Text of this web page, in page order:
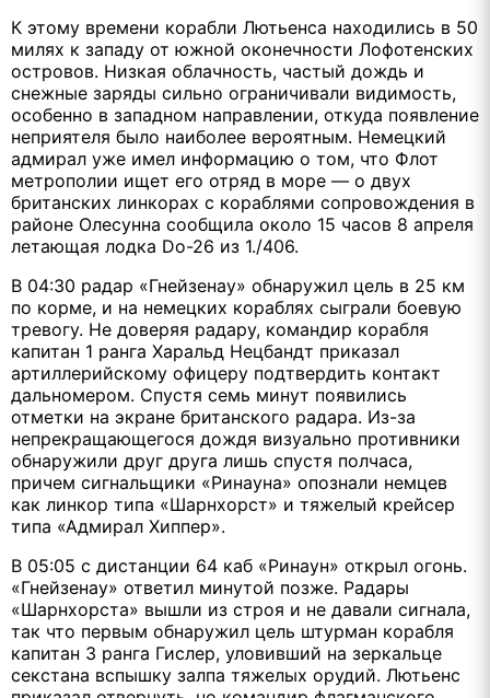
К этому времени корабли Лютьенса находились в 50
милях к западу от южной оконечности Лофотенских
островов. Низкая облачность, частый дождь и
снежные заряды сильно ограничивали видимость,
особенно в западном направлении, откуда появление
неприятеля было наиболее вероятным. Немецкий
адмирал уже имел информацию о том, что Флот
метрополии ищет его отряд в море — о двух
британских линкорах с кораблями сопровождения в
районе Олесунна сообщила около 15 часов 8 апреля
летающая лодка Do-26 из 1./406.
В 04:30 радар «Гнейзенау» обнаружил цель в 25 км
по корме, и на немецких кораблях сыграли боевую
тревогу. Не доверяя радару, командир корабля
капитан 1 ранга Харальд Нецбандт приказал
артиллерийскому офицеру подтвердить контакт
дальномером. Спустя семь минут появились
отметки на экране британского радара. Из-за
непрекращающегося дождя визуально противники
обнаружили друг друга лишь спустя полчаса,
причем сигнальщики «Ринауна» опознали немцев
как линкор типа «Шарнхорст» и тяжелый крейсер
типа «Адмирал Хиппер».
В 05:05 с дистанции 64 каб «Ринаун» открыл огонь.
«Гнейзенау» ответил минутой позже. Радары
«Шарнхорста» вышли из строя и не давали сигнала,
так что первым обнаружил цель штурман корабля
капитан 3 ранга Гислер, уловивший на зеркальце
секстана вспышку залпа тяжелых орудий. Лютьенс